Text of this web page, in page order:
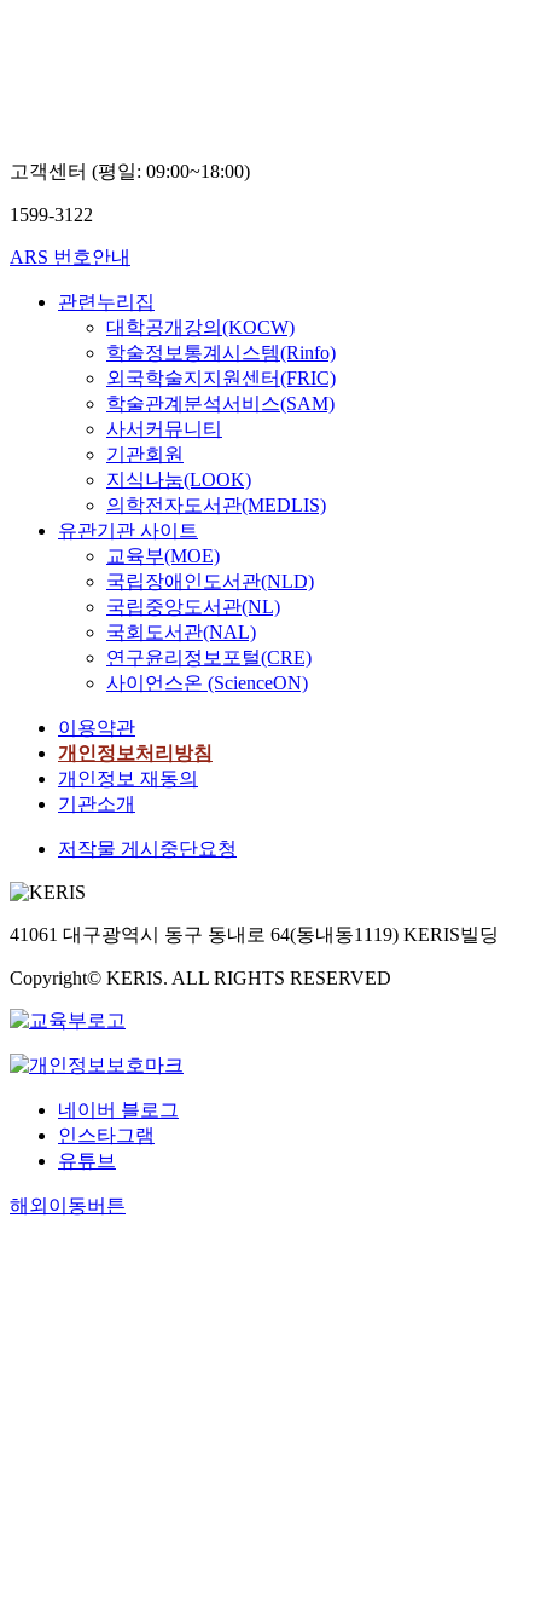
고객센터 (평일: 09:00~18:00)
1599-3122
ARS 번호안내
관련누리집
대학공개강의(KOCW)
학술정보통계시스템(Rinfo)
외국학술지지원센터(FRIC)
학술관계분석서비스(SAM)
사서커뮤니티
기관회원
지식나눔(LOOK)
의학전자도서관(MEDLIS)
유관기관 사이트
교육부(MOE)
국립장애인도서관(NLD)
국립중앙도서관(NL)
국회도서관(NAL)
연구윤리정보포털(CRE)
사이언스온 (ScienceON)
이용약관
개인정보처리방침
개인정보 재동의
기관소개
저작물 게시중단요청
41061 대구광역시 동구 동내로 64(동내동1119) KERIS빌딩
Copyright© KERIS. ALL RIGHTS RESERVED
네이버 블로그
인스타그램
유튜브
해외이동버튼